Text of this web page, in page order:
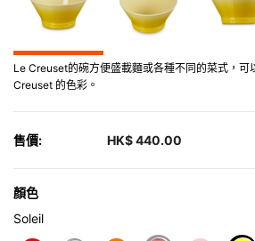
Le Creuset的碗方便盛載麵或各種不同的菜式，可
Creuset 的色彩。
售價: HK$ 440.00
顏色
Soleil